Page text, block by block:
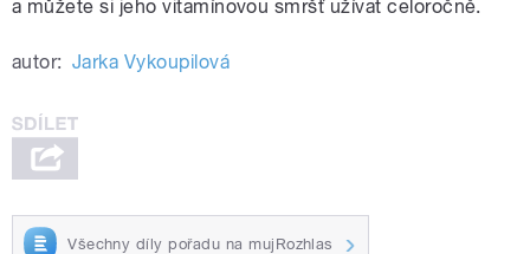
a můžete si jeho vitamínovou smršť užívat celoročně.
autor: Jarka Vykoupilová
Všechny díly pořadu na mujRozhlas